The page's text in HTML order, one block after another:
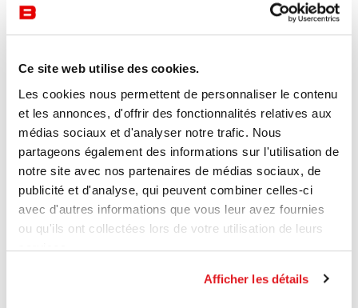
Ce site web utilise des cookies.
Les cookies nous permettent de personnaliser le contenu
et les annonces, d'offrir des fonctionnalités relatives aux
médias sociaux et d'analyser notre trafic. Nous
partageons également des informations sur l'utilisation de
notre site avec nos partenaires de médias sociaux, de
publicité et d'analyse, qui peuvent combiner celles-ci
avec d'autres informations que vous leur avez fournies
ou qu'ils ont collectées lors de votre utilisation de leurs
services.
Afficher les détails